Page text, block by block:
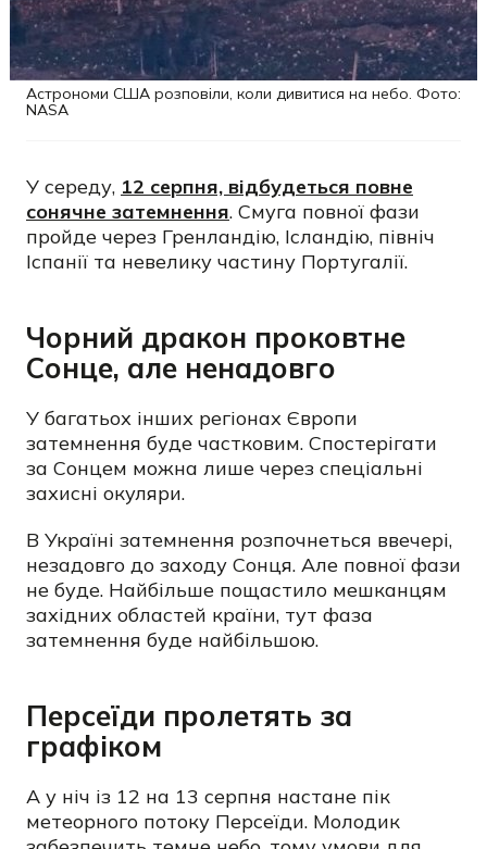
Астрономи США розповіли, коли дивитися на небо. Фото:
NASA
У середу, 12 серпня, відбудеться повне
сонячне затемнення. Смуга повної фази
пройде через Гренландію, Ісландію, північ
Іспанії та невелику частину Португалії.
Чорний дракон проковтне
Сонце, але ненадовго
У багатьох інших регіонах Європи
затемнення буде частковим. Спостерігати
за Сонцем можна лише через спеціальні
захисні окуляри.
В Україні затемнення розпочнеться ввечері,
незадовго до заходу Сонця. Але повної фази
не буде. Найбільше пощастило мешканцям
західних областей країни, тут фаза
затемнення буде найбільшою.
Персеїди пролетять за
графіком
А у ніч із 12 на 13 серпня настане пік
метеорного потоку Персеїди. Молодик